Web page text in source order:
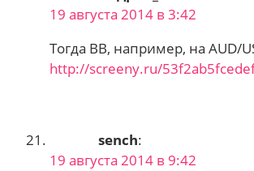
19 августа 2014 в 3:42
Тогда ВВ, например, на AUD/
http://screeny.ru/
sench:
19 августа 2014 в 9:42